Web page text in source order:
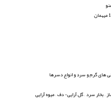
های گرم و سرد و انواع دسرها
– بخار سرد – گل آرایی- دف – میوه آرایی